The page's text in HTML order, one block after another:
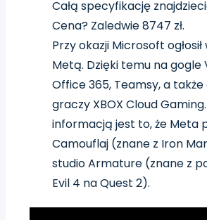
Całą specyfikację
Cena? Zaledwie 8747 zł.
Przy okazji Microsoft
Metą. Dzięki temu na gogle
Office 365, Teamsy, a
graczy XBOX Cloud
informacją jest to, że Meta
Camouflaj (znane z Iron
studio Armature (znane z
Evil 4 na Quest 2).